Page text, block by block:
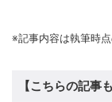
※記事内容は執筆時
【こちらの記事